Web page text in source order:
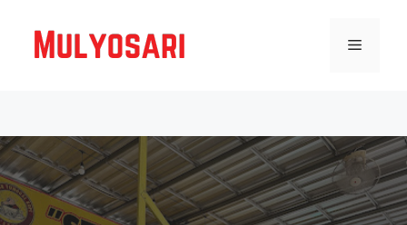
Menu